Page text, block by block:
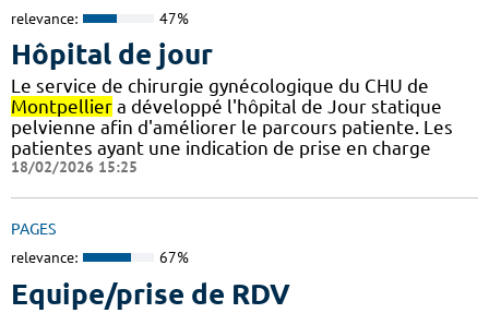
relevance: 47%
Hôpital de jour
Le service de chirurgie gynécologique du CHU de
Montpellier a développé l'hôpital de Jour statique
pelvienne afin d'améliorer le parcours patiente. Les
patientes ayant une indication de prise en charge
18/02/2026 15:25
PAGES
relevance: 67%
Equipe/prise de RDV